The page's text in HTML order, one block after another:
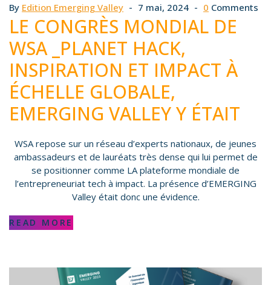
By Edition Emerging Valley 7 mai, 2024 0 Comments
LE CONGRÈS MONDIAL DE
WSA _PLANET HACK,
INSPIRATION ET IMPACT À
ÉCHELLE GLOBALE,
EMERGING VALLEY Y ÉTAIT
WSA repose sur un réseau d’experts nationaux, de jeunes
ambassadeurs et de lauréats très dense qui lui permet de
se positionner comme LA plateforme mondiale de
l’entrepreneuriat tech à impact. La présence d’EMERGING
Valley était donc une évidence.
READ MORE